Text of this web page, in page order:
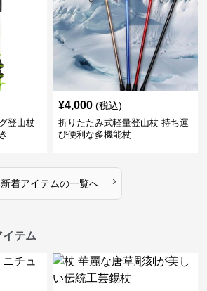
登山杖
¥4,000 (税込)
折りたたみ式軽量登山杖 持ち運
び便利な多機能杖
新着アイテムの一覧へ ›
テム